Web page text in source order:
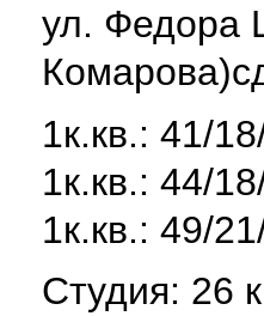
ул. Федора
1к.кв.: 41/
1к.кв.: 44/
1к.кв.: 49/
Студия: 26